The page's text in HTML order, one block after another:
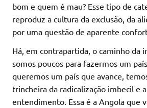
bom e quem é mau? Esse tipo de
reproduz a cultura da exclusão, da
por uma questão de aparente
Há, em contrapartida, o caminho da
somos poucos para fazermos um
queremos um país que avance,
trincheira da radicalização imbecil e
entendimento. Essa é a Angola que